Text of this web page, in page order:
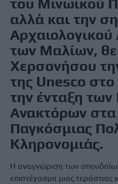
αλλά και την
των Μαλίων,
Χερσονήσου
της Unesco στο
την ένταξη
Ανακτόρων
Παγκόσμιας
Κληρονομιάς.
Η αναγνώριση των
επιστέγασμα μιας τεράστιας